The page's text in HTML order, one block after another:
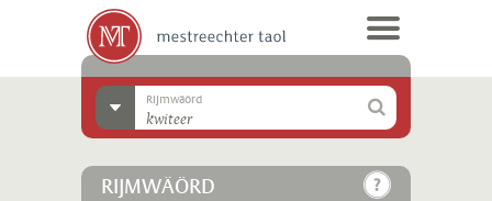
Rijmwäörd
RIJMWÄÖRD